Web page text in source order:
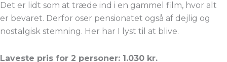
Det er lidt som at træde ind i en gammel film, hvor alt
er bevaret. Derfor oser pensionatet også af dejlig og
nostalgisk stemning. Her har I lyst til at blive.
Laveste pris for 2 personer: 1.030 kr.